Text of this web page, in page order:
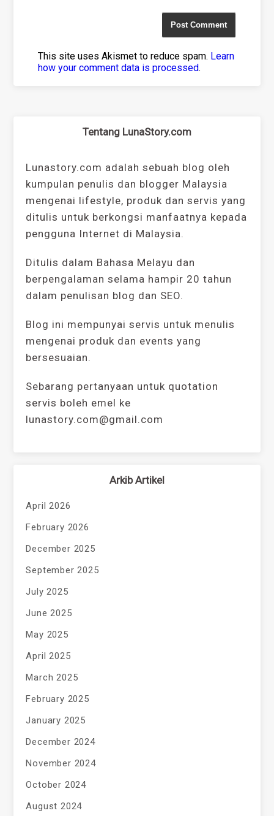
This site uses Akismet to reduce spam. Learn
how your comment data is processed.
Tentang LunaStory.com
Lunastory.com adalah sebuah blog oleh
kumpulan penulis dan blogger Malaysia
mengenai lifestyle, produk dan servis yang
ditulis untuk berkongsi manfaatnya kepada
pengguna Internet di Malaysia.
Ditulis dalam Bahasa Melayu dan
berpengalaman selama hampir 20 tahun
dalam penulisan blog dan SEO.
Blog ini mempunyai servis untuk menulis
mengenai produk dan events yang
bersesuaian.
Sebarang pertanyaan untuk quotation
servis boleh emel ke
lunastory.com@gmail.com
Arkib Artikel
April 2026
February 2026
December 2025
September 2025
July 2025
June 2025
May 2025
April 2025
March 2025
February 2025
January 2025
December 2024
November 2024
October 2024
August 2024